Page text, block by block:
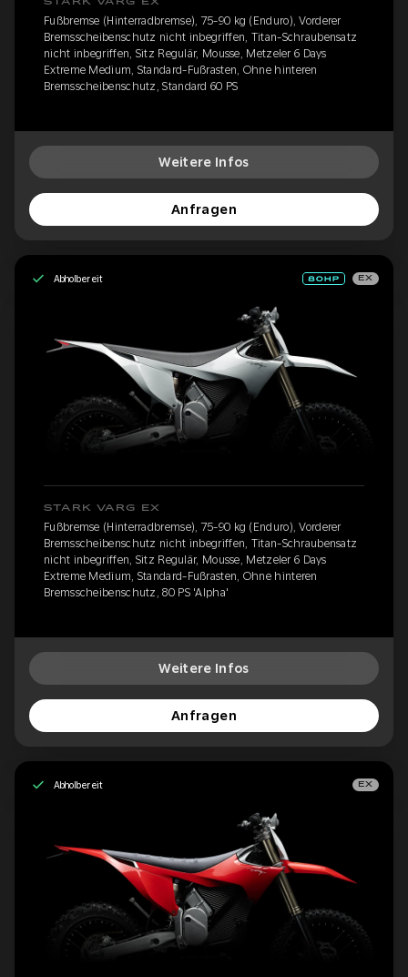
STARK VARG EX
Fußbremse (Hinterradbremse), 75-90 kg (Enduro), Vorderer
Bremsscheibenschutz nicht inbegriffen, Titan-Schraubensatz
nicht inbegriffen, Sitz Regulär, Mousse, Metzeler 6 Days
Extreme Medium, Standard-Fußrasten, Ohne hinteren
Bremsscheibenschutz, Standard 60 PS
Weitere Infos
Anfragen
Abholbereit EX
STARK VARG EX
Fußbremse (Hinterradbremse), 75-90 kg (Enduro), Vorderer
Bremsscheibenschutz nicht inbegriffen, Titan-Schraubensatz
nicht inbegriffen, Sitz Regulär, Mousse, Metzeler 6 Days
Extreme Medium, Standard-Fußrasten, Ohne hinteren
Bremsscheibenschutz, 80 PS 'Alpha'
Weitere Infos
Anfragen
Abholbereit EX